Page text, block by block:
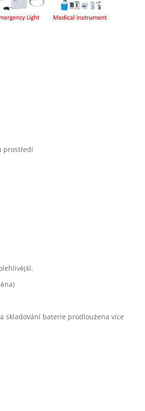
prostředí
skladování baterie prodloužena více